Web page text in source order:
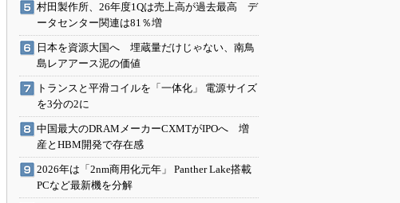
村田製作所、26年度1Qは売上高が過去最高 デ
ータセンター関連は81％増
日本を資源大国へ 埋蔵量だけじゃない、南鳥
島レアアース泥の価値
トランスと平滑コイルを「一体化」 電源サイズ
を3分の2に
中国最大のDRAMメーカーCXMTがIPOへ 増
産とHBM開発で存在感
2026年は「2nm商用化元年」 Panther Lake搭載
PCなど最新機を分解